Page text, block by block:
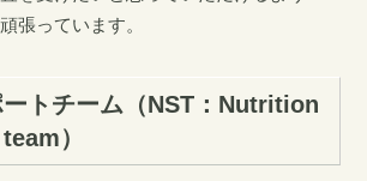
張っています。
トチーム（NST：Nutrition
）